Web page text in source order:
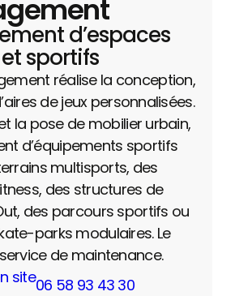
d’espaces
sportifs
réalise la conception,
de jeux personnalisées.
la pose de mobilier urbain,
d’équipements sportifs
multisports, des
des structures de
des parcours sportifs ou
parks modulaires. Le
de maintenance.
site06 58 93 43 30